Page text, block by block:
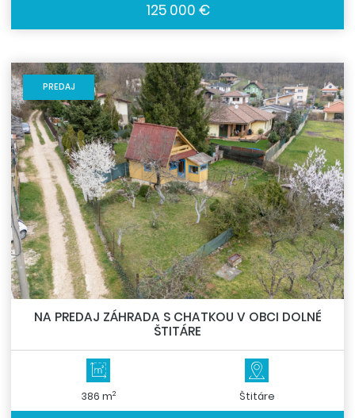
125 000 €
PREDAJ
NA PREDAJ ZÁHRADA S CHATKOU V OBCI DOLNÉ
ŠTITÁRE
386 m2 Štitáre